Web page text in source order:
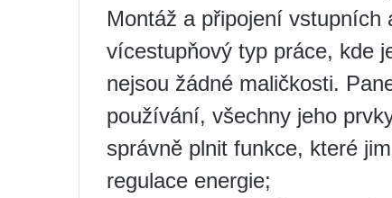
Montáž a připojení
vícestupňový typ práce, kde
nejsou žádné maličkosti.
používání, všechny jeho
správně plnit funkce, které
regulace energie;